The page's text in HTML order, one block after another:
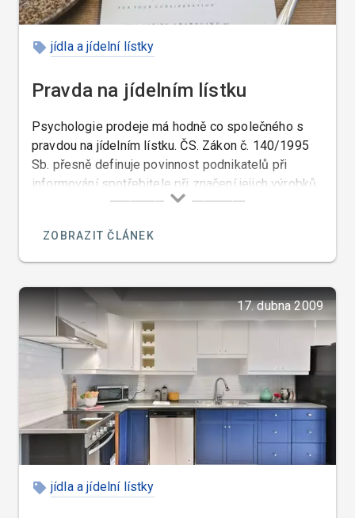
jídla a jídelní lístky
Pravda na jídelním lístku
Psychologie prodeje má hodně co společného s
pravdou na jídelním lístku. ČS. Zákon č. 140/1995
Sb. přesně definuje povinnost podnikatelů při
informování spotřebitele při značení jejich výrobků.
V § 9 je zároveň stanovena povinnost řádně
tedy jejich složení.
ZOBRAZIT ČLÁNEK
17. dubna 2009
jídla a jídelní lístky